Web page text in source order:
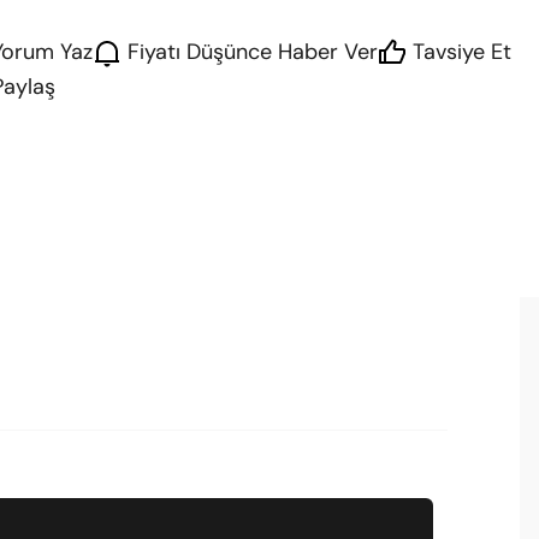
Yaz Fiyatı Düşünce Haber Ver
Tavsiye Et